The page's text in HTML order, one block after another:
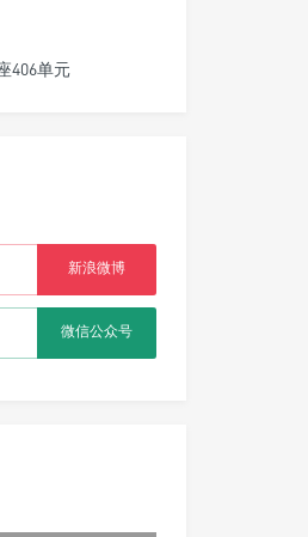
406单元
新浪微博
微信公众号